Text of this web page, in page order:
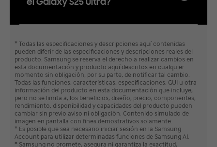
* Todas las especificaciones y descripciones aquí contenidas
pueden diferir de las especificaciones y descripciones reales del
producto. Samsung se reserva el derecho a realizar cambios en
esta documentación y producto aquí descritos en cualquier
momento sin obligación, por su parte, de notificar tal cambio.
Todas las funciones, características, especificaciones, GUI u otra
información del producto en esta documentación que incluye,
pero no se limita a, los beneficios, diseño, precio, componentes,
rendimiento, disponibilidad y capacidades del producto pueden
cambiar sin previo aviso ni obligación. Contenido simulado de
imagen en pantalla con fines demostrativos solamente.
* Es posible que sea necesario iniciar sesión en la Samsung
Account para utilizar determinadas funciones de Samsung AI.
* Samsung no promete, asegura ni garantiza la exactitud,